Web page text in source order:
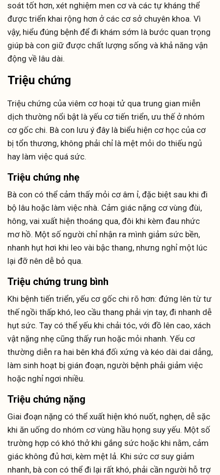
soát tốt hơn, xét nghiệm men cơ và các tự kháng thể
được triển khai rộng hơn ở các cơ sở chuyên khoa. Vì
vậy, hiểu đúng bệnh để đi khám sớm là bước quan trọng
giúp bà con giữ được chất lượng sống và khả năng vận
động về lâu dài.
Triệu chứng
Triệu chứng của viêm cơ hoại tử qua trung gian miễn
dịch thường nổi bật là yếu cơ tiến triển, ưu thế ở nhóm
cơ gốc chi. Bà con lưu ý đây là biểu hiện cơ học của cơ
bị tổn thương, không phải chỉ là mệt mỏi do thiếu ngủ
hay làm việc quá sức.
Triệu chứng nhẹ
Bà con có thể cảm thấy mỏi cơ âm ỉ, đặc biệt sau khi đi
bộ lâu hoặc làm việc nhà. Cảm giác nặng cơ vùng đùi,
hông, vai xuất hiện thoáng qua, đôi khi kèm đau nhức
mơ hồ. Một số người chỉ nhận ra mình giảm sức bền,
nhanh hụt hơi khi leo vài bậc thang, nhưng nghỉ một lúc
lại đỡ nên dễ bỏ qua.
Triệu chứng trung bình
Khi bệnh tiến triển, yếu cơ gốc chi rõ hơn: đứng lên từ tư
thế ngồi thấp khó, leo cầu thang phải vịn tay, đi nhanh dễ
hụt sức. Tay có thể yếu khi chải tóc, với đồ lên cao, xách
vật nặng nhẹ cũng thấy run hoặc mỏi nhanh. Yếu cơ
thường diễn ra hai bên khá đối xứng và kéo dài dai dẳng,
làm sinh hoạt bị gián đoạn, người bệnh phải giảm việc
hoặc nghỉ ngơi nhiều.
Triệu chứng nặng
Giai đoạn nặng có thể xuất hiện khó nuốt, nghẹn, dễ sặc
khi ăn uống do nhóm cơ vùng hầu họng suy yếu. Một số
trường hợp có khó thở khi gắng sức hoặc khi nằm, cảm
giác không đủ hơi, kèm mệt lả. Khi sức cơ suy giảm
nhanh, bà con có thể đi lại rất khó, phải cần người hỗ trợ